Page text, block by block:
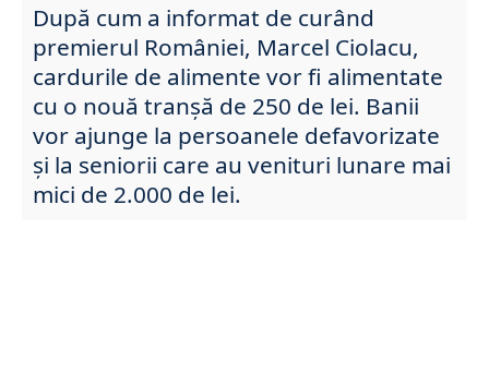
După cum a informat de curând
premierul României, Marcel Ciolacu,
cardurile de alimente vor fi alimentate
cu o nouă tranșă de 250 de lei. Banii
vor ajunge la persoanele defavorizate
și la seniorii care au venituri lunare mai
mici de 2.000 de lei.